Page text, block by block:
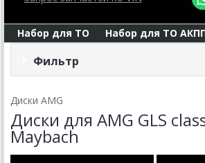
Набор для ТО Набор для ТО
Фильтр
Диски AMG
Диски для AMG GLS
Maybach